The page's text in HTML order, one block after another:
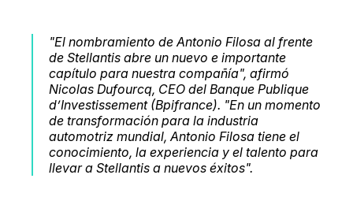
"El nombramiento de Antonio Filosa al frente
de Stellantis abre un nuevo e importante
capítulo para nuestra compañía", afirmó
Nicolas Dufourcq, CEO del Banque Publique
d’Investissement (Bpifrance). "En un momento
de transformación para la industria
automotriz mundial, Antonio Filosa tiene el
conocimiento, la experiencia y el talento para
llevar a Stellantis a nuevos éxitos".